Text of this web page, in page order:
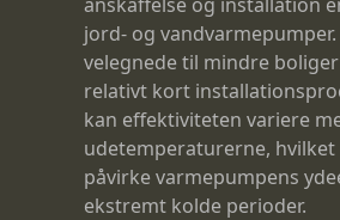
jord- og
velegnede til mindre
relativt kort
kan effektiviteten variere
udetemperaturerne,
påvirke varmepumpens
ekstremt kolde perioder.